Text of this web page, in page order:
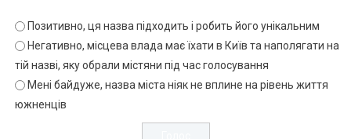
Позитивно, ця назва підходить і робить його унікальним
Негативно, місцева влада має їхати в Київ та наполягати на
тій назві, яку обрали містяни під час голосування
Мені байдуже, назва міста ніяк не вплине на рівень життя
южненців